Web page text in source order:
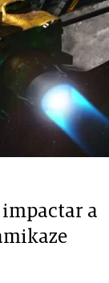
impactar a